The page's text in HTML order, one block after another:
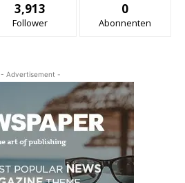
3,913
Follower
0
Abonnenten
- Advertisement -